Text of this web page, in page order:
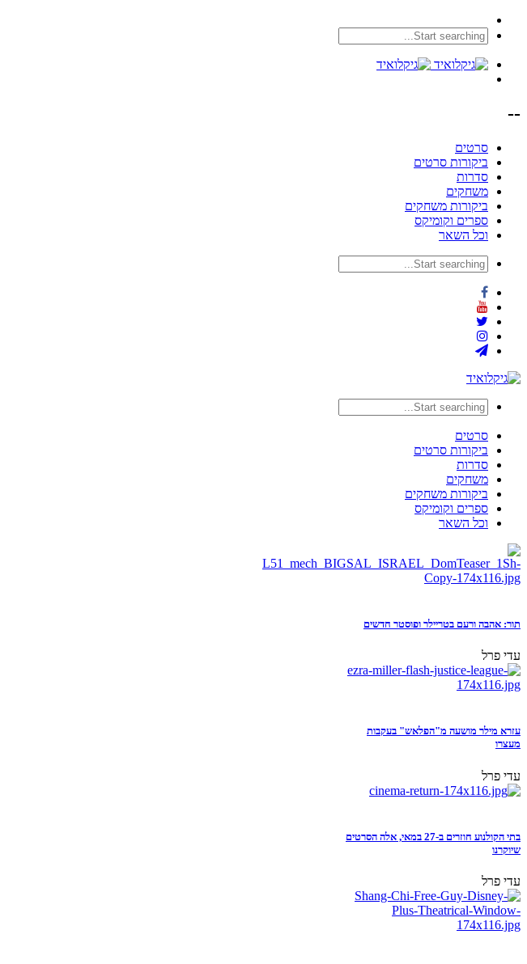
--
סרטים
ביקורות סרטים
סדרות
משחקים
ביקורות משחקים
ספרים וקומיקס
וכל השאר
סרטים
ביקורות סרטים
סדרות
משחקים
ביקורות משחקים
ספרים וקומיקס
וכל השאר
תור: אהבה ורעם בטריילר ופוסטר חדשים
עדי פרל
עזרא מילר מושעה מ"הפלאש" בעקבות
מעצרו
עדי פרל
בתי הקולנוע חוזרים ב-27 במאי, אלה הסרטים
שיוקרנו
עדי פרל